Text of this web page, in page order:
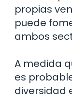
propias
puede
ambos
A medida
es
diversidad